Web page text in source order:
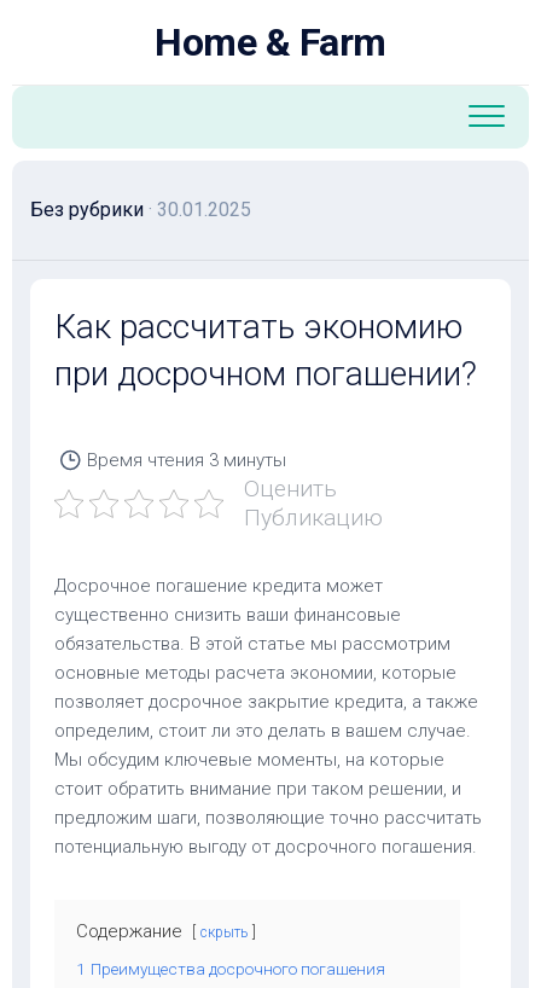
Home & Farm
Без рубрики · 30.01.2025
Как рассчитать экономию
при досрочном погашении?
Время чтения 3 минуты
Оценить
Публикацию
Досрочное погашение кредита может
существенно снизить ваши финансовые
обязательства. В этой статье мы рассмотрим
основные методы расчета экономии, которые
позволяет досрочное закрытие кредита, а также
определим, стоит ли это делать в вашем случае.
Мы обсудим ключевые моменты, на которые
стоит обратить внимание при таком решении, и
предложим шаги, позволяющие точно рассчитать
потенциальную выгоду от досрочного погашения.
Содержание скрыть
1 Преимущества досрочного погашения